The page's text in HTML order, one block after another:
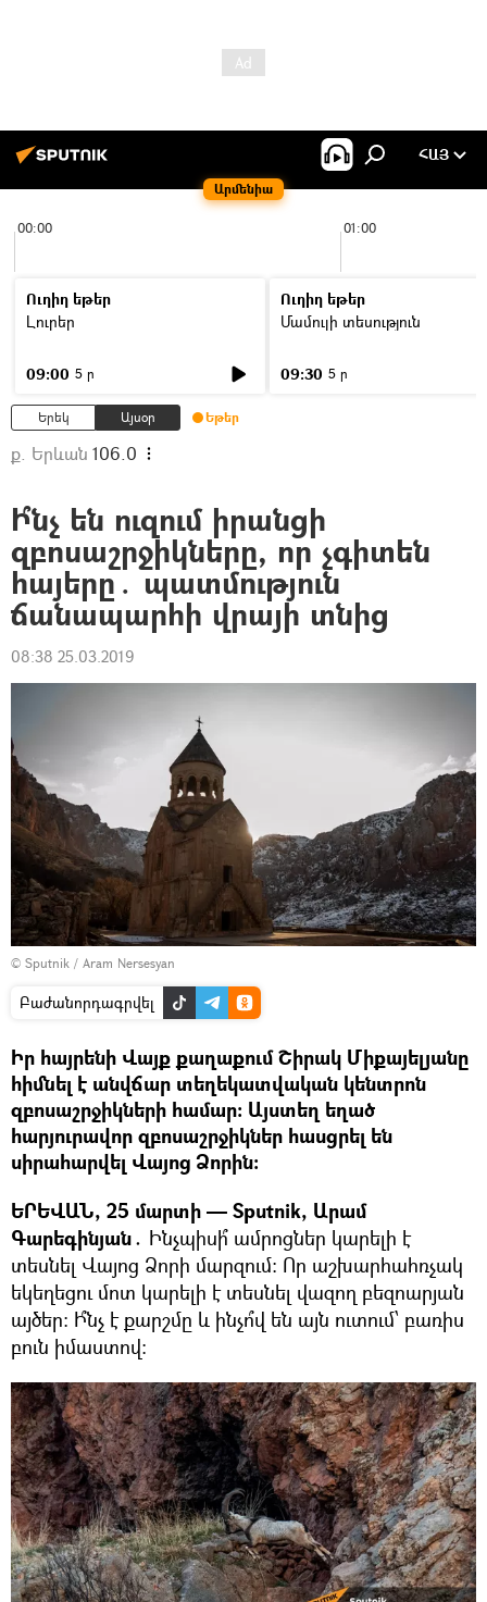
Արմենիա
ՀԱՅ
00:00 01:00
Ուղիղ եթեր
Լուրեր
09:00 5 ր
Ուղիղ եթեր
Մամուլի տեսություն
09:30 5 ր
Երեկ Այսօր Եթեր
ք. Երևան 106.0
Ի՞նչ են ուզում իրանցի
զբոսաշրջիկները, որ չգիտեն
հայերը․ պատմություն
ճանապարհի վրայի տնից
08:38 25.03.2019
© Sputnik / Aram Nersesyan
Բաժանորդագրվել
Իր հայրենի Վայք քաղաքում Շիրակ Միքայելյանը
հիմնել է անվճար տեղեկատվական կենտրոն
զբոսաշրջիկների համար։ Այստեղ եղած
հարյուրավոր զբոսաշրջիկներ հասցրել են
սիրահարվել Վայոց Ձորին:
ԵՐԵՎԱՆ, 25 մարտի — Sputnik, Արամ
Գարեգինյան․ Ինչպիսի՞ ամրոցներ կարելի է
տեսնել Վայոց Ձորի մարզում։ Որ աշխարհահռչակ
եկեղեցու մոտ կարելի է տեսնել վազող բեզոարյան
այծեր։ Ի՞նչ է քարշմը և ինչո՞վ են այն ուտում՝ բառիս
բուն իմաստով։